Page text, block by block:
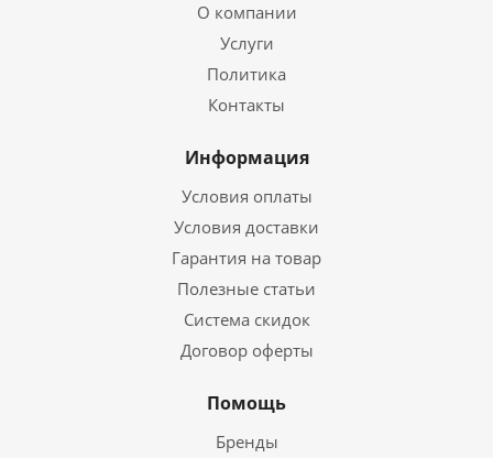
О компании
Услуги
Политика
Контакты
Информация
Условия оплаты
Условия доставки
Гарантия на товар
Полезные статьи
Система скидок
Договор оферты
Помощь
Бренды